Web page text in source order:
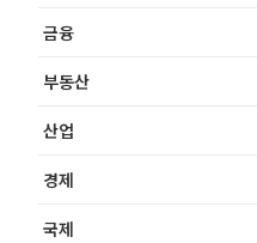
금융
부동산
산업
경제
국제